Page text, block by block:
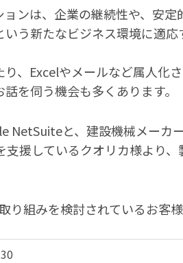
ンは、企業の継続性や、安定
う新たなビジネス環境に適
、Excelやメールなど属人化
を伺う機会も多くあります。
NetSuiteと、建設機械メーカ
援しているクオリカ様より
組みを検討されているお客